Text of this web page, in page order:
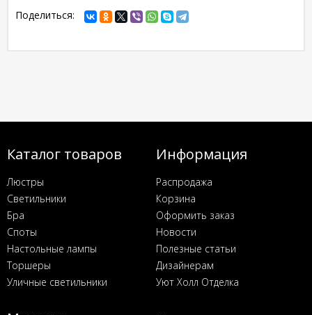
Поделиться:
Каталог товаров
Люстры
Светильники
Бра
Споты
Настольные лампы
Торшеры
Уличные светильники
Информация
Распродажа
Корзина
Оформить заказ
Новости
Полезные статьи
Дизайнерам
Уют Холл Отделка